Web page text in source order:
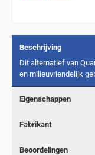
Beschrijving
Dit alternatief van
en milieuvriendelijk
Eigenschappen
Fabrikant
Beoordelingen